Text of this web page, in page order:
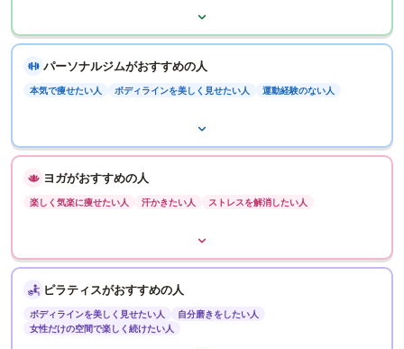
パーソナルジムがおすすめの人
本気で痩せたい人 ボディラインを美しく見せたい人 運動経験のない人
ヨガがおすすめの人
楽しく気楽に痩せたい人 汗かきたい人 ストレスを解消したい人
ピラティスがおすすめの人
ボディラインを美しく見せたい人
自分磨きをしたい人
女性だけの空間で楽しく続けたい人